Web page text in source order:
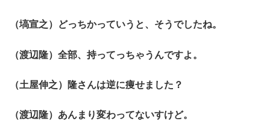
（塙宣之）どっちかっていうと、そうでしたね。
（渡辺隆）全部、持ってっちゃうんですよ。
（土屋伸之）隆さんは逆に痩せました？
（渡辺隆）あんまり変わってないすけど。